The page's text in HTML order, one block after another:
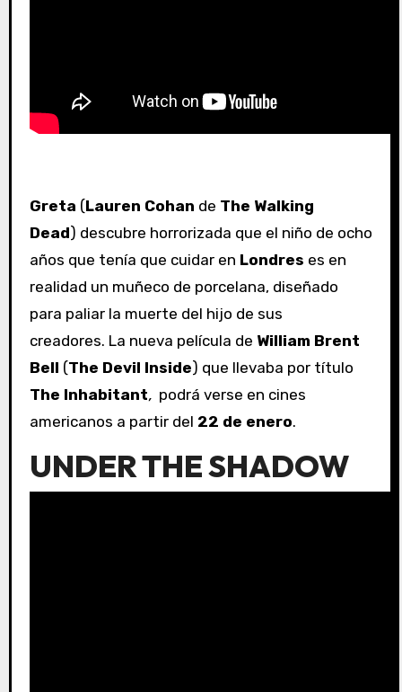
Greta (Lauren Cohan de The Walking
Dead) descubre horrorizada que el niño de ocho
años que tenía que cuidar en Londres es en
realidad un muñeco de porcelana, diseñado
para paliar la muerte del hijo de sus
creadores. La nueva película de William Brent
Bell (The Devil Inside) que llevaba por título
The Inhabitant, podrá verse en cines
americanos a partir del 22 de enero.
UNDER THE SHADOW